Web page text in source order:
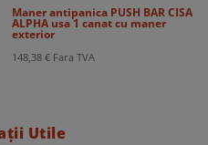
Maner antipanica PUSH BAR CISA
ALPHA usa 1 canat cu maner
exterior
148,38 € Fara TVA
Utile